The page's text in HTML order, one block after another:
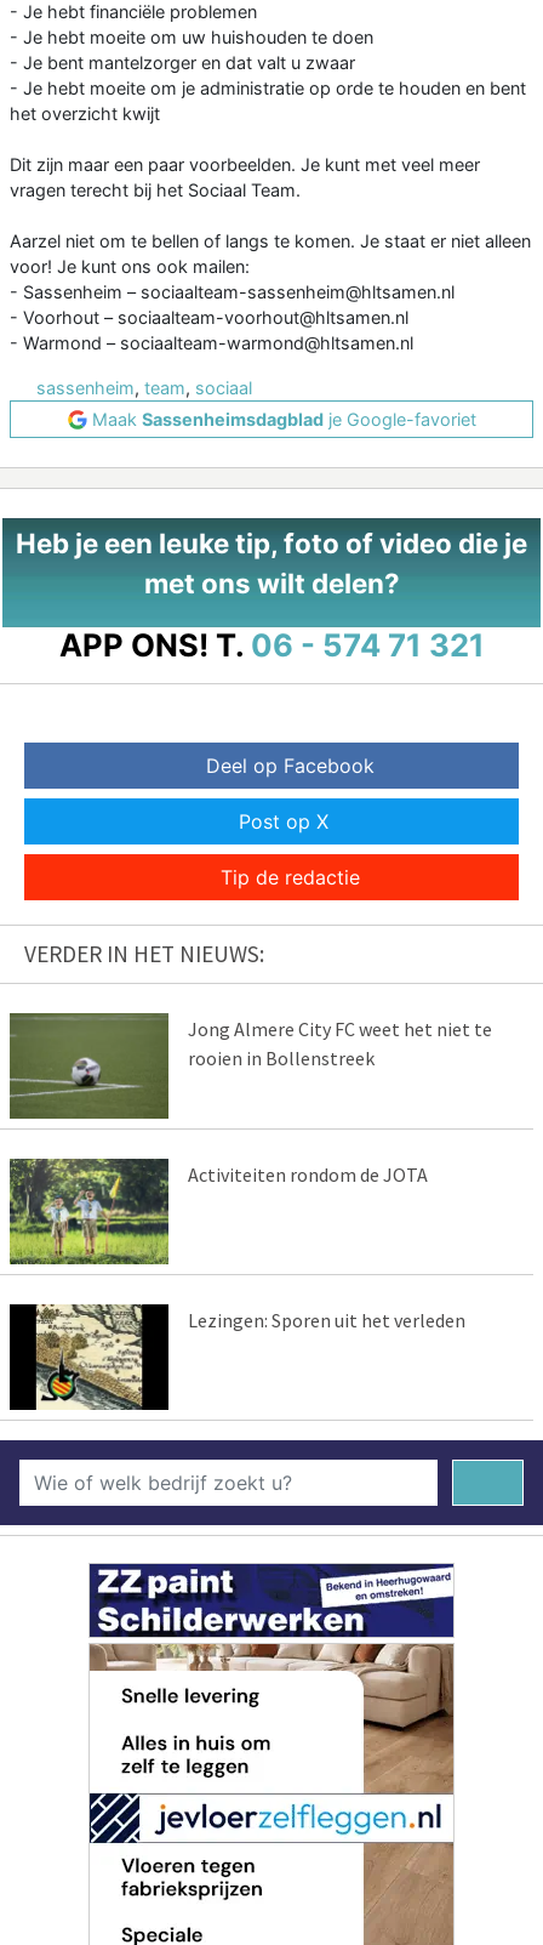
- Je hebt financiële problemen
- Je hebt moeite om uw huishouden te doen
- Je bent mantelzorger en dat valt u zwaar
- Je hebt moeite om je administratie op orde te houden en bent
het overzicht kwijt
Dit zijn maar een paar voorbeelden. Je kunt met veel meer
vragen terecht bij het Sociaal Team.
Aarzel niet om te bellen of langs te komen. Je staat er niet alleen
voor! Je kunt ons ook mailen:
- Sassenheim – sociaalteam-sassenheim@hltsamen.nl
- Voorhout – sociaalteam-voorhout@hltsamen.nl
- Warmond – sociaalteam-warmond@hltsamen.nl
sassenheim, team, sociaal
Maak Sassenheimsdagbladje Google-favoriet
Heb je een leuke tip, foto of video die je
met ons wilt delen?
APP ONS! T. 06 - 574 71 321
Deel op Facebook
Post op X
Tip de redactie
VERDER IN HET NIEUWS:
Jong Almere City FC weet het niet te
rooien in Bollenstreek
Activiteiten rondom de JOTA
Lezingen: Sporen uit het verleden